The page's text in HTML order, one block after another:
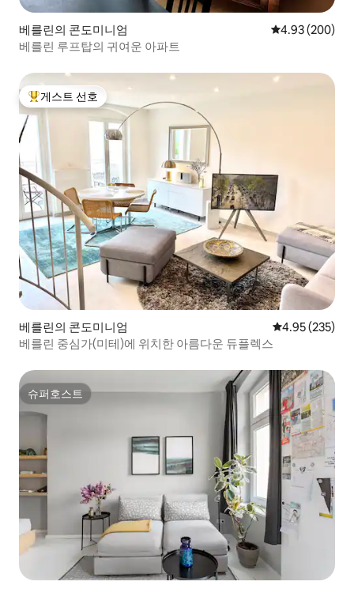
베를린의 콘도미니엄 평점 4.93점(5
4.93 (200)
베를린 루프탑의 귀여운 아파트
상위 게스트 선호
게스트 선호
베를린의 콘도미니엄 평점 4.95점(5
4.95 (235)
베를린 중심가(미테)에 위치한 아름다운 듀플렉스
슈퍼호스트
슈퍼호스트